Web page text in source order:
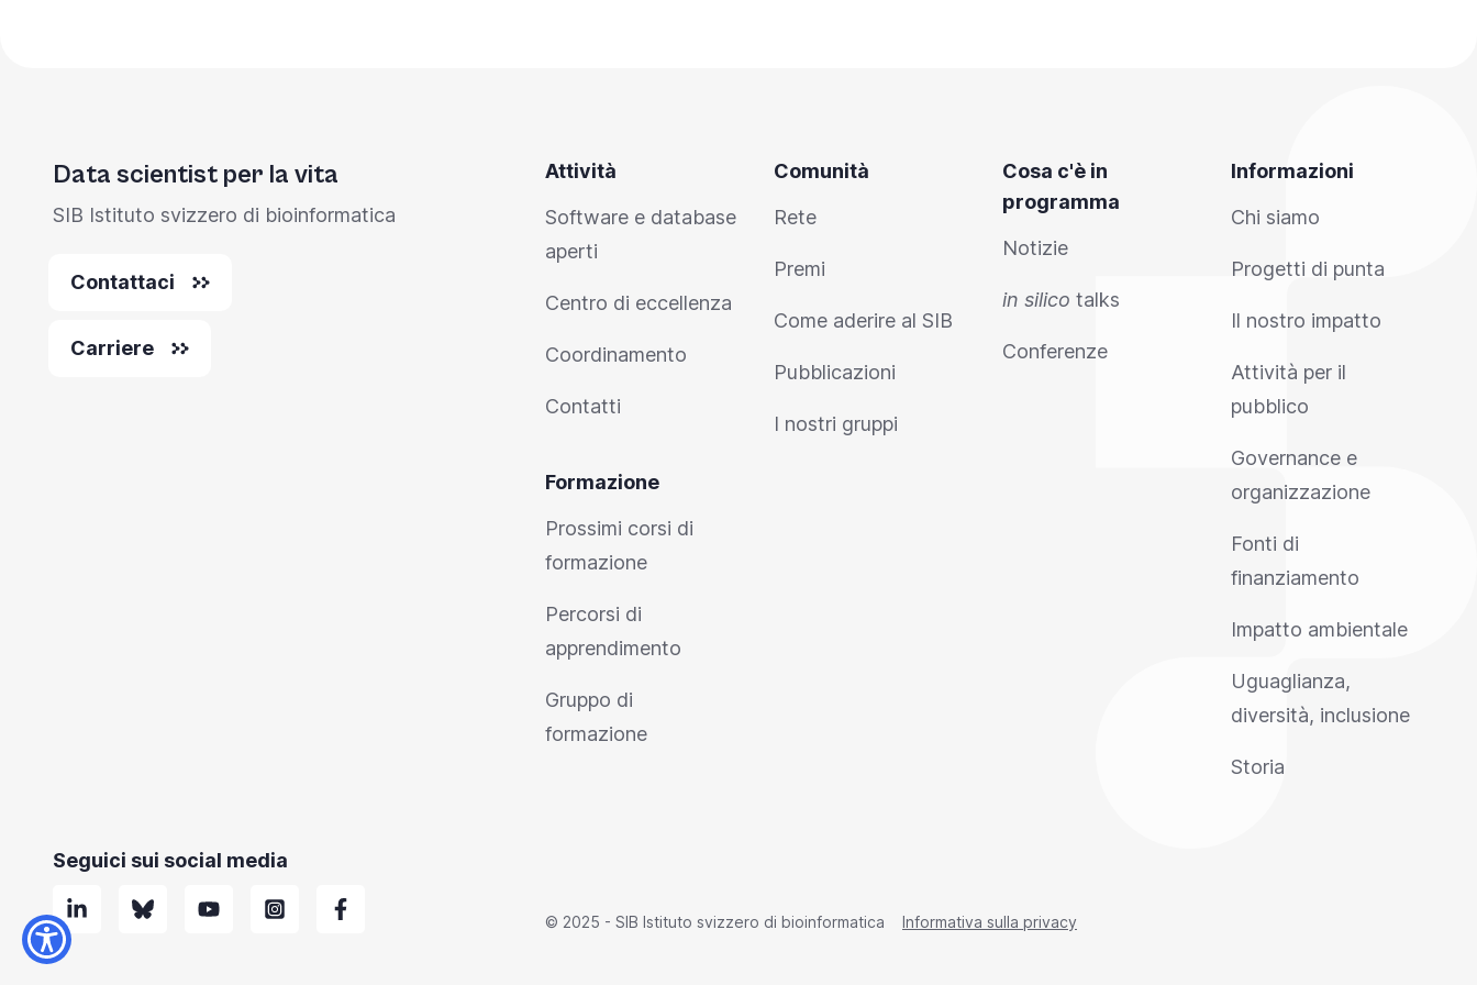
content.
Data scientist per la vita
SIB Istituto svizzero di bioinformatica
Contattaci
Carriere
Attività
Software e database
aperti
Centro di eccellenza
Coordinamento
Contatti
Formazione
Prossimi corsi di
formazione
Percorsi di
apprendimento
Gruppo di
formazione
Comunità
Rete
Premi
Come aderire al SIB
Pubblicazioni
I nostri gruppi
Cosa c'è in
programma
Notizie
in silico talks
Conferenze
Informazioni
Chi siamo
Progetti di punta
Il nostro impatto
Attività per il
pubblico
Governance e
organizzazione
Fonti di
finanziamento
Impatto ambientale
Uguaglianza,
diversità, inclusione
Storia
Seguici sui social media
© 2025 - SIB Istituto svizzero di bioinformatica Informativa sulla privacy